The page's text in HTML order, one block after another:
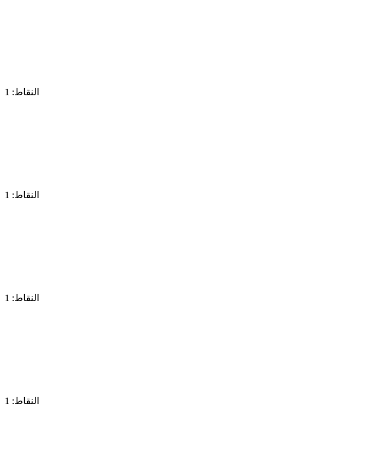
النقاط: 1
النقاط: 1
النقاط: 1
النقاط: 1